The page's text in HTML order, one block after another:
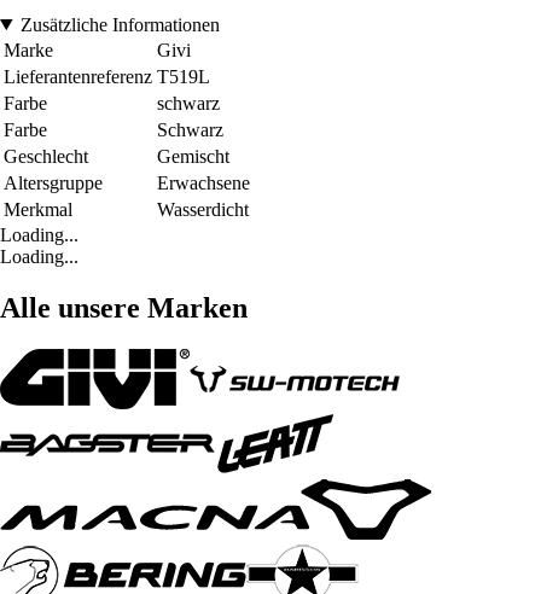
Zusätzliche Informationen
Marke
Givi
Lieferantenreferenz T519L
Farbe
schwarz
Farbe
Schwarz
Geschlecht
Gemischt
Altersgruppe
Erwachsene
Merkmal
Wasserdicht
Loading...
Loading...
Alle unsere Marken